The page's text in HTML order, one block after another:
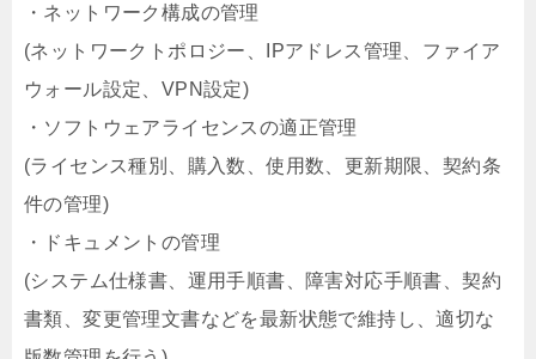
・ネットワーク構成の管理
(ネットワークトポロジー、IPアドレス管理、ファイア
ウォール設定、VPN設定)
・ソフトウェアライセンスの適正管理
(ライセンス種別、購入数、使用数、更新期限、契約条
件の管理)
・ドキュメントの管理
(システム仕様書、運用手順書、障害対応手順書、契約
書類、変更管理文書などを最新状態で維持し、適切な